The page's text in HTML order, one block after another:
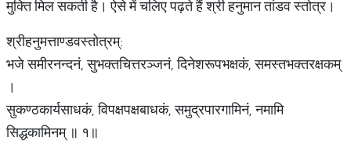
मुक्ति मिल सकती है। ऐसे में चलिए पढ़ते हैं श्री हनुमान तांडव स्तोत्र।
श्रीहनुमत्ताण्डवस्तोत्रम्:
भजे समीरनन्दनं, सुभक्तचित्तरञ्जनं, दिनेशरूपभक्षकं, समस्तभक्तरक्षकम्
।
सुकण्ठकार्यसाधकं, विपक्षपक्षबाधकं, समुद्रपारगामिनं, नमामि
सिद्धकामिनम् ॥ १॥